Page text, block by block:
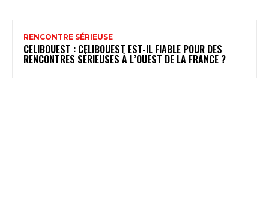
RENCONTRE SÉRIEUSE
CELIBOUEST : CELIBOUEST EST-IL FIABLE POUR DES
RENCONTRES SÉRIEUSES À L’OUEST DE LA FRANCE ?